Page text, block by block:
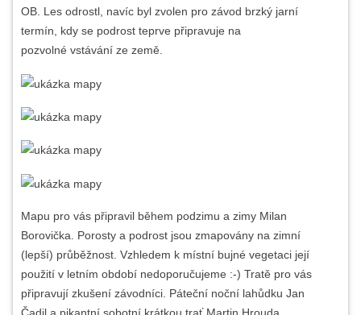
OB. Les odrostl, navíc byl zvolen pro závod brzký jarní
termín, kdy se podrost teprve připravuje na
pozvolné vstávání ze země.
Mapu pro vás připravil během podzimu a zimy Milan
Borovička. Porosty a podrost jsou zmapovány na zimní
(lepší) průběžnost. Vzhledem k místní bujné vegetaci její
použití v letním období nedoporučujeme :-) Tratě pro vás
připravují zkušení závodníci. Páteční noční lahůdku Jan
Čadil a pikantní sobotní krátkou trať Martin Hrouda.